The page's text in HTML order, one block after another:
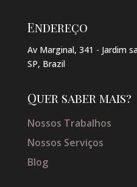
Endereço
Av Marginal, 341 - Jardim
SP, Brazil
Quer saber mais?
Nossos Trabalhos
Nossos Serviços
Blog